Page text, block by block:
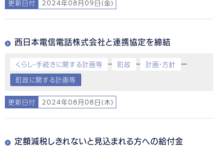
更新日付 2024年08月09日(金)
西日本電信電話株式会社と連携協定を締結
くらし・手続きに関する計画等 町政
計画・方針
町政に関する計画等
更新日付 2024年08月08日(木)
定額減税しきれないと見込まれる方への給付金